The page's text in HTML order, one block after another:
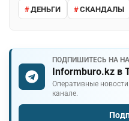
ДЕНЬГИ СКАНДАЛЫ
ПОДПИШИТЕСЬ НА
Informburo.kz в
Оперативные
канале.